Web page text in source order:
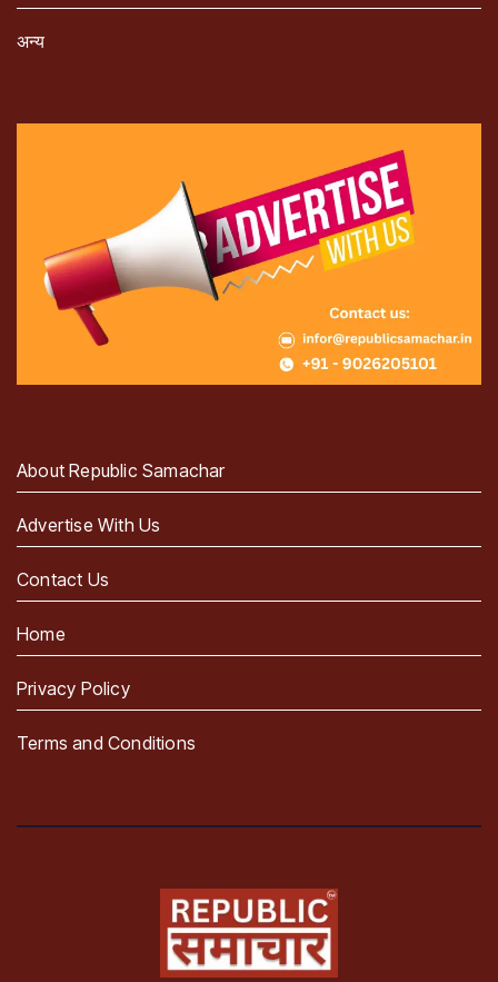
अन्य
About Republic Samachar
Advertise With Us
Contact Us
Home
Privacy Policy
Terms and Conditions